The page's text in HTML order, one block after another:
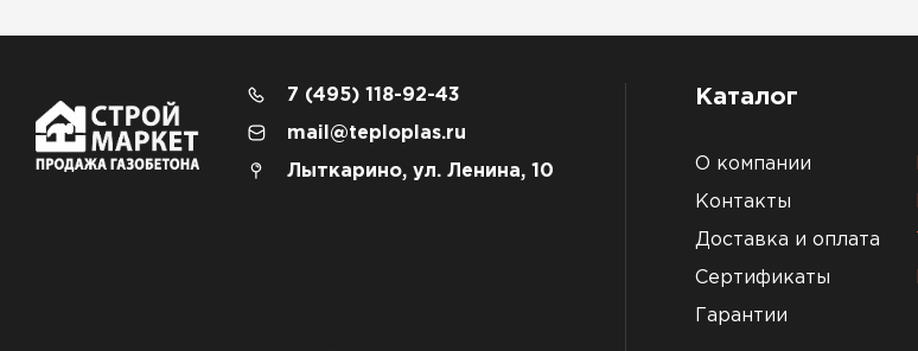
7 (495) 118-92-43
mail@teploplas.ru
Лыткарино, ул. Ленина, 10
Каталог
О компании
Контакты
Доставка и оплата
Сертификаты
Гарантии